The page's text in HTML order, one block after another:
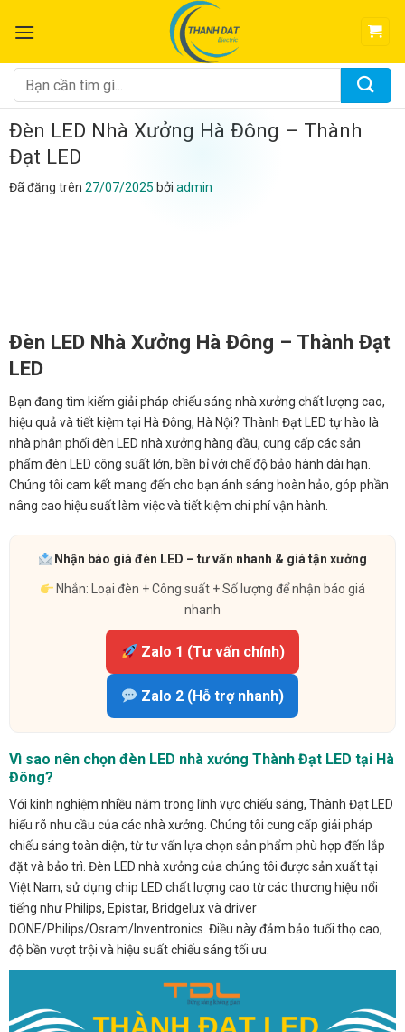
đến
dung
Tìm
kiếm:
Đèn LED Nhà Xưởng Hà Đông – Thành
Đạt LED
Đã đăng trên 27/07/2025 bởi admin
Đèn LED Nhà Xưởng Hà Đông – Thành Đạt
LED
Bạn đang tìm kiếm giải pháp chiếu sáng nhà xưởng chất lượng cao,
hiệu quả và tiết kiệm tại Hà Đông, Hà Nội? Thành Đạt LED tự hào là
nhà phân phối đèn LED nhà xưởng hàng đầu, cung cấp các sản
phẩm đèn LED công suất lớn, bền bỉ với chế độ bảo hành dài hạn.
Chúng tôi cam kết mang đến cho bạn ánh sáng hoàn hảo, góp phần
nâng cao hiệu suất làm việc và tiết kiệm chi phí vận hành.
Nhận báo giá đèn LED – tư vấn nhanh & giá tận xưởng
Nhắn: Loại đèn + Công suất + Số lượng để nhận báo giá
nhanh
Zalo 1 (Tư vấn chính)
Zalo 2 (Hỗ trợ nhanh)
Vì sao nên chọn đèn LED nhà xưởng Thành Đạt LED tại Hà
Đông?
Với kinh nghiệm nhiều năm trong lĩnh vực chiếu sáng, Thành Đạt LED
hiểu rõ nhu cầu của các nhà xưởng. Chúng tôi cung cấp giải pháp
chiếu sáng toàn diện, từ tư vấn lựa chọn sản phẩm phù hợp đến lắp
đặt và bảo trì. Đèn LED nhà xưởng của chúng tôi được sản xuất tại
Việt Nam, sử dụng chip LED chất lượng cao từ các thương hiệu nổi
tiếng như Philips, Epistar, Bridgelux và driver
DONE/Philips/Osram/Inventronics. Điều này đảm bảo tuổi thọ cao,
độ bền vượt trội và hiệu suất chiếu sáng tối ưu.